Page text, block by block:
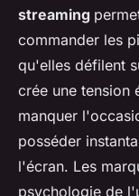
streaming
commander les
qu'elles défilent
crée une tension
manquer
posséder
l'écran. Les
psychologie de